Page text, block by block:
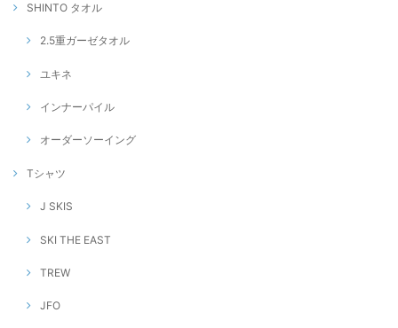
SHINTO タオル
2.5重ガーゼタオル
ユキネ
インナーパイル
オーダーソーイング
Tシャツ
J SKIS
SKI THE EAST
TREW
JFO